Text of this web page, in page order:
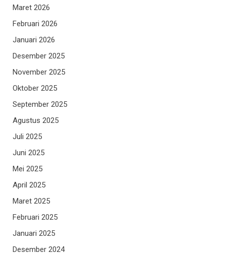
Maret 2026
Februari 2026
Januari 2026
Desember 2025
November 2025
Oktober 2025
September 2025
Agustus 2025
Juli 2025
Juni 2025
Mei 2025
April 2025
Maret 2025
Februari 2025
Januari 2025
Desember 2024